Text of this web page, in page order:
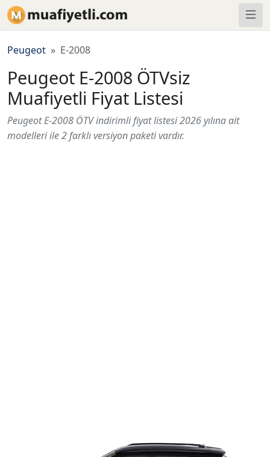
Peugeot E-2008
Peugeot E-2008 ÖTVsiz
Muafiyetli Fiyat Listesi
Peugeot E-2008 ÖTV indirimli fiyat listesi 2026 yılına ait
modelleri ile 2 farklı versiyon paketi vardır.